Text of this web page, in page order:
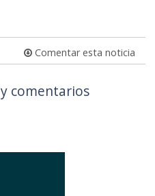
Comentar esta noticia
comentarios